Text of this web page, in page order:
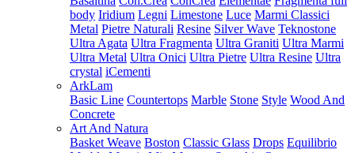
body Iridium Legni Limestone Luce Marmi Classici
Metal Pietre Naturali Resine Silver Wave Teknostone
Ultra Agata Ultra Fragmenta Ultra Graniti Ultra Marmi
Ultra Metal Ultra Onici Ultra Pietre Ultra Resine Ultra
crystal iCementi
ArkLam
Basic Line Countertops Marble Stone Style Wood And
Concrete
Art And Natura
Basket Weave Boston Classic Glass Drops Equilibrio